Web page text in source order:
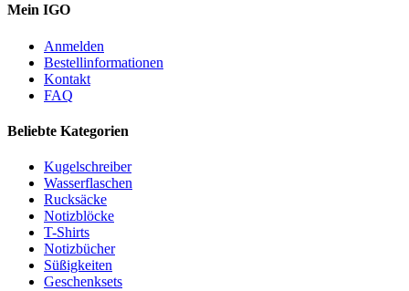
Mein IGO
Anmelden
Bestellinformationen
Kontakt
FAQ
Beliebte Kategorien
Kugelschreiber
Wasserflaschen
Rucksäcke
Notizblöcke
T-Shirts
Notizbücher
Süßigkeiten
Geschenksets